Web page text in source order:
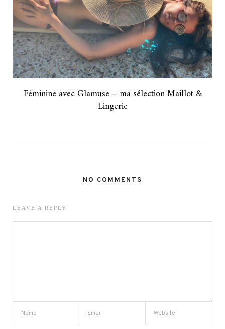
Féminine avec Glamuse – ma sélection Maillot &
Lingerie
NO COMMENTS
LEAVE A REPLY